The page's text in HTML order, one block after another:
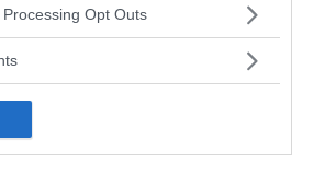
website/app uses one or more Google
or usage behaviour. You may click to
specified purposes in below Google
Opt Outs
nyhetsbrev